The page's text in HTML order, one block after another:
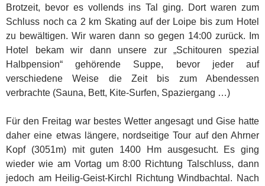
Brotzeit, bevor es vollends ins Tal ging. Dort waren zum
Schluss noch ca 2 km Skating auf der Loipe bis zum Hotel
zu bewältigen. Wir waren dann so gegen 14:00 zurück. Im
Hotel bekam wir dann unsere zur „Schitouren spezial
Halbpension“ gehörende Suppe, bevor jeder auf
verschiedene Weise die Zeit bis zum Abendessen
verbrachte (Sauna, Bett, Kite-Surfen, Spaziergang …)
Für den Freitag war bestes Wetter angesagt und Gise hatte
daher eine etwas längere, nordseitige Tour auf den Ahrner
Kopf (3051m) mit guten 1400 Hm ausgesucht. Es ging
wieder wie am Vortag um 8:00 Richtung Talschluss, dann
jedoch am Heilig-Geist-Kirchl Richtung Windbachtal. Nach